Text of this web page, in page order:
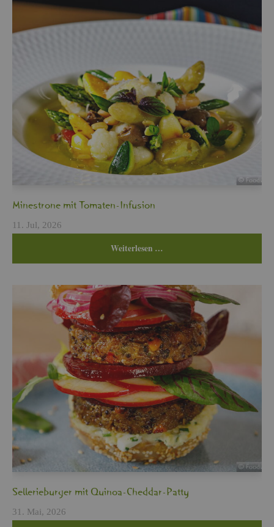
Min­es­tro­ne mit To­ma­ten-In­fu­si­on
11. Jul, 2026
Wei­ter­le­sen …
Sel­le­rie­bur­ger mit Qui­noa-Ched­dar-Patty
31. Mai, 2026